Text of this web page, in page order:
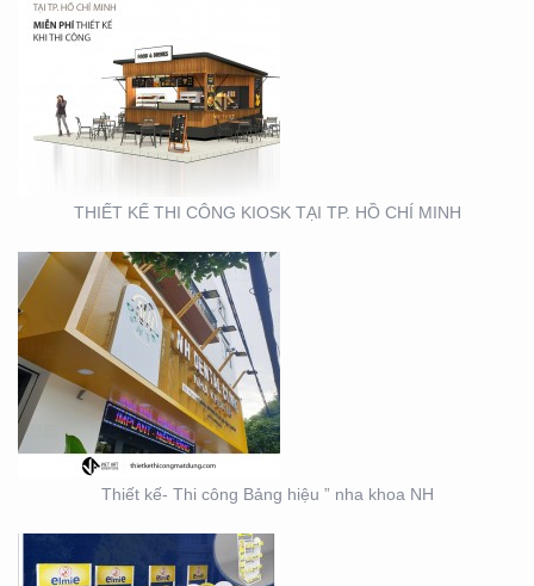
THIẾT KẾ THI CÔNG KIOSK TẠI TP. HỒ CHÍ MINH
THIẾT KẾ- THI CÔNG
BẢNG HIỆU ” NHA KHOA
NH
Thiết kế- Thi công Bảng hiệu ” nha khoa NH
THIẾT KẾ SẢN XUẤT KỆ
TRƯNG BÀY ĐẠI LÝ TẠI
TP. HỒ CHÍ MINH